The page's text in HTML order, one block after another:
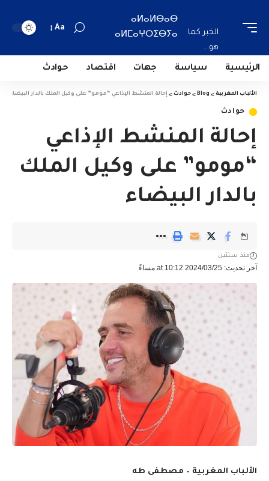
الخبر كما
هو...
ⴰⵍⴰⵍⴱⴰⴱ
ⴰⵍⵎⴰⵖⵔⵉⴱⵢⴰ
Aa
الرئيسية سياسة جهات اقتصاد حوادث
الألباب المغربية >
Blog
> حوادث > إحالة المنشط الإذاعي “مومو” على وكيل الملك بالدار البيضاء
حوادث
إحالة المنشط الإذاعي
“مومو” على وكيل الملك
بالدار البيضاء
آخر تحديث: 2024/03/25 at 10:12 مساءً
منذ سنتين
الألباب المغربية – مصطفى طه